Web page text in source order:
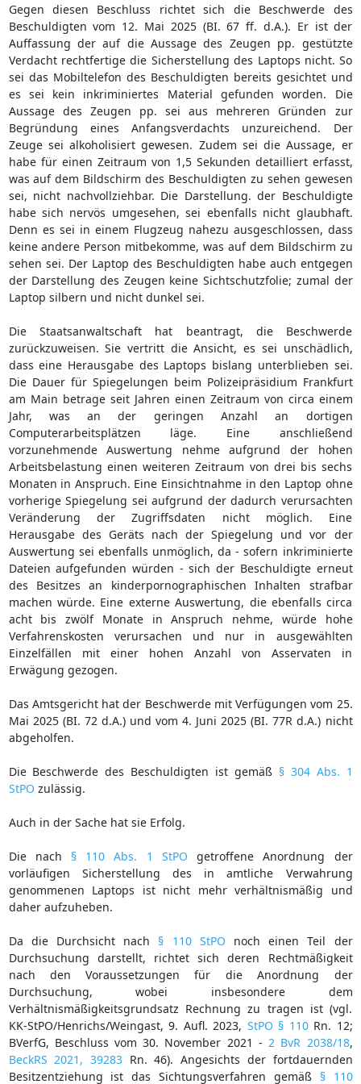
Gegen diesen Beschluss richtet sich die Beschwerde des
Beschuldigten vom 12. Mai 2025 (BI. 67 ff. d.A.). Er ist der
Auffassung der auf die Aussage des Zeugen pp. gestützte
Verdacht rechtfertige die Sicherstellung des Laptops nicht. So
sei das Mobiltelefon des Beschuldigten bereits gesichtet und
es sei kein inkriminiertes Material gefunden worden. Die
Aussage des Zeugen pp. sei aus mehreren Gründen zur
Begründung eines Anfangsverdachts unzureichend. Der
Zeuge sei alkoholisiert gewesen. Zudem sei die Aussage, er
habe für einen Zeitraum von 1,5 Sekunden detailliert erfasst,
was auf dem Bildschirm des Beschuldigten zu sehen gewesen
sei, nicht nachvollziehbar. Die Darstellung. der Beschuldigte
habe sich nervös umgesehen, sei ebenfalls nicht glaubhaft.
Denn es sei in einem Flugzeug nahezu ausgeschlossen, dass
keine andere Person mitbekomme, was auf dem Bildschirm zu
sehen sei. Der Laptop des Beschuldigten habe auch entgegen
der Darstellung des Zeugen keine Sichtschutzfolie; zumal der
Laptop silbern und nicht dunkel sei.
Die Staatsanwaltschaft hat beantragt, die Beschwerde
zurückzuweisen. Sie vertritt die Ansicht, es sei unschädlich,
dass eine Herausgabe des Laptops bislang unterblieben sei.
Die Dauer für Spiegelungen beim Polizeipräsidium Frankfurt
am Main betrage seit Jahren einen Zeitraum von circa einem
Jahr, was an der geringen Anzahl an dortigen
Computerarbeitsplätzen läge. Eine anschließend
vorzunehmende Auswertung nehme aufgrund der hohen
Arbeitsbelastung einen weiteren Zeitraum von drei bis sechs
Monaten in Anspruch. Eine Einsichtnahme in den Laptop ohne
vorherige Spiegelung sei aufgrund der dadurch verursachten
Veränderung der Zugriffsdaten nicht möglich. Eine
Herausgabe des Geräts nach der Spiegelung und vor der
Auswertung sei ebenfalls unmöglich, da - sofern inkriminierte
Dateien aufgefunden würden - sich der Beschuldigte erneut
des Besitzes an kinderpornographischen Inhalten strafbar
machen würde. Eine externe Auswertung, die ebenfalls circa
acht bis zwölf Monate in Anspruch nehme, würde hohe
Verfahrenskosten verursachen und nur in ausgewählten
Einzelfällen mit einer hohen Anzahl von Asservaten in
Erwägung gezogen.
Das Amtsgericht hat der Beschwerde mit Verfügungen vom 25.
Mai 2025 (BI. 72 d.A.) und vom 4. Juni 2025 (BI. 77R d.A.) nicht
abgeholfen.
Die Beschwerde des Beschuldigten ist gemäß § 304 Abs. 1
StPO zulässig.
Auch in der Sache hat sie Erfolg.
Die nach § 110 Abs. 1 StPO getroffene Anordnung der
vorläufigen Sicherstellung des in amtliche Verwahrung
genommenen Laptops ist nicht mehr verhältnismäßig und
daher aufzuheben.
Da die Durchsicht nach § 110 StPO noch einen Teil der
Durchsuchung darstellt, richtet sich deren Rechtmäßigkeit
nach den Voraussetzungen für die Anordnung der
Durchsuchung, wobei insbesondere dem
Verhältnismäßigkeitsgrundsatz Rechnung zu tragen ist (vgl.
KK-StPO/Henrichs/Weingast, 9. Aufl. 2023, StPO § 110Rn. 12;
BVerfG, Beschluss vom 30. November 2021 - 2 BvR 2038/18,
BeckRS 2021, 39283Rn. 46). Angesichts der fortdauernden
Besitzentziehung ist das Sichtungsverfahren gemäß § 110